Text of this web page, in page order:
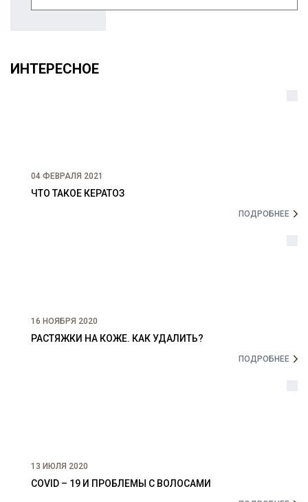
ИНТЕРЕСНОЕ
04 ФЕВРАЛЯ 2021
ЧТО ТАКОЕ КЕРАТОЗ
ПОДРОБНЕЕ
16 НОЯБРЯ 2020
РАСТЯЖКИ НА КОЖЕ. КАК УДАЛИТЬ?
ПОДРОБНЕЕ
13 ИЮЛЯ 2020
COVID – 19 И ПРОБЛЕМЫ С ВОЛОСАМИ